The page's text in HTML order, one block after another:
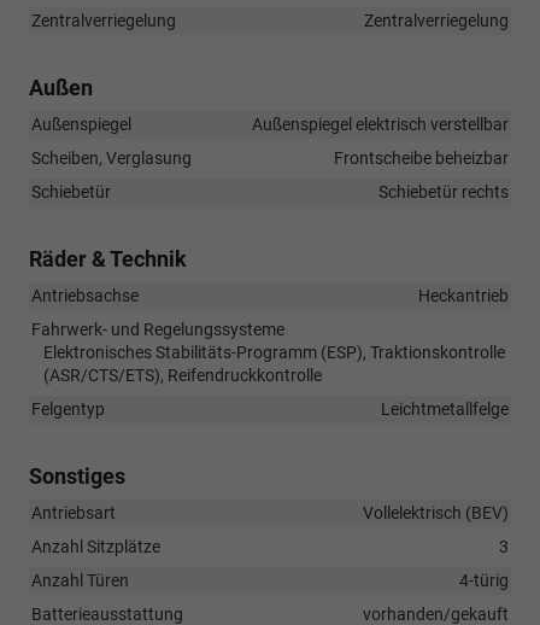
Zentralverriegelung
Zentralverriegelung
Außen
Außenspiegel
Außenspiegel elektrisch verstellbar
Scheiben, Verglasung
Frontscheibe beheizbar
Schiebetür
Schiebetür rechts
Räder & Technik
Antriebsachse
Heckantrieb
Fahrwerk- und Regelungssysteme
Elektronisches Stabilitäts-Programm (ESP), Traktionskontrolle
(ASR/CTS/ETS), Reifendruckkontrolle
Felgentyp
Leichtmetallfelge
Sonstiges
Antriebsart
Vollelektrisch (BEV)
Anzahl Sitzplätze
3
Anzahl Türen
4-türig
Batterieausstattung
vorhanden/gekauft